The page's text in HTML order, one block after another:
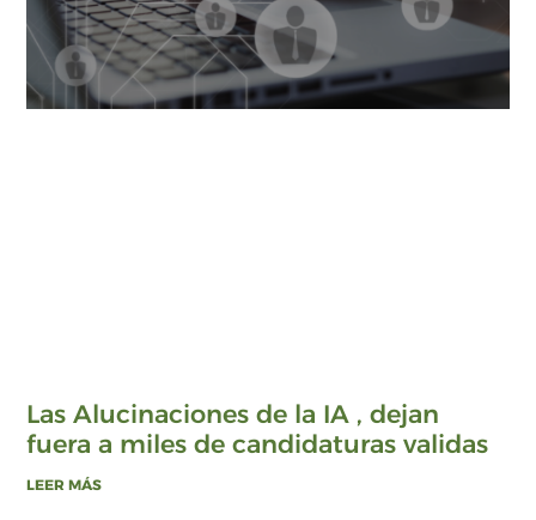
Las Alucinaciones de la IA , dejan
fuera a miles de candidaturas validas
LEER MÁS